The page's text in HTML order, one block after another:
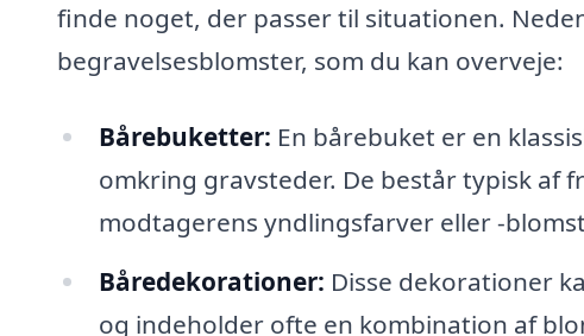
finde noget, der passer til situationen.
begravelsesblomster, som du kan overveje:
Bårebuketter: En bårebuket er en
omkring gravsteder. De består typisk af
modtagerens yndlingsfarver eller -
Båredekorationer: Disse dekorationer
og indeholder ofte en kombination af